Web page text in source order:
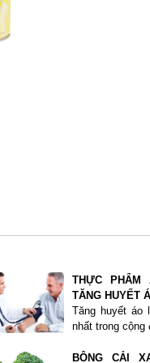
THỰC PHẨM
TĂNG HUYẾT
Tăng huyết áo
nhất trong cộng
BÔNG CẢI